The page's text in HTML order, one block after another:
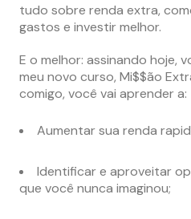
tudo sobre renda extra,
gastos e investir melhor.
E o melhor: assinando hoje,
meu novo curso, Mi$$ão
comigo, você vai aprender a:
Aumentar sua renda
Identificar e aproveitar
que você nunca imaginou;